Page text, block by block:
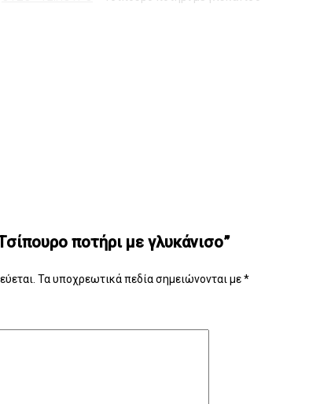
ποτήρι με γλυκάνισο”
Τα υποχρεωτικά πεδία σημειώνονται με*